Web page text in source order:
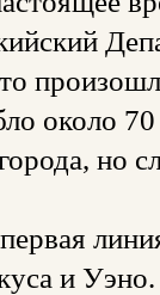
около
но
и Уэно.